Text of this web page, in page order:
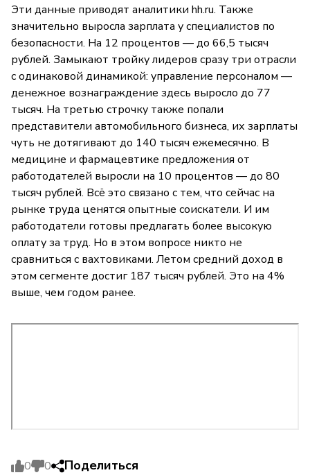
Эти данные приводят аналитики hh.ru. Также
значительно выросла зарплата у специалистов по
безопасности. На 12 процентов — до 66,5 тысяч
рублей. Замыкают тройку лидеров сразу три отрасли
с одинаковой динамикой: управление персоналом —
денежное вознаграждение здесь выросло до 77
тысяч. На третью строчку также попали
представители автомобильного бизнеса, их зарплаты
чуть не дотягивают до 140 тысяч ежемесячно. В
медицине и фармацевтике предложения от
работодателей выросли на 10 процентов — до 80
тысяч рублей. Всё это связано с тем, что сейчас на
рынке труда ценятся опытные соискатели. И им
работодатели готовы предлагать более высокую
оплату за труд. Но в этом вопросе никто не
сравниться с вахтовиками. Летом средний доход в
этом сегменте достиг 187 тысяч рублей. Это на 4%
выше, чем годом ранее.
0 0 Поделиться